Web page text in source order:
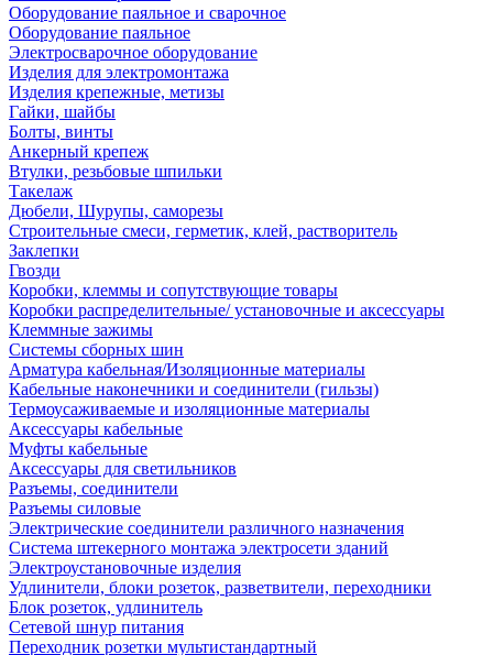
Оборудование паяльное и сварочное
Оборудование паяльное
Электросварочное оборудование
Изделия для электромонтажа
Изделия крепежные, метизы
Гайки, шайбы
Болты, винты
Анкерный крепеж
Втулки, резьбовые шпильки
Такелаж
Дюбели, Шурупы, саморезы
Строительные смеси, герметик, клей, растворитель
Заклепки
Гвозди
Коробки, клеммы и сопутствующие товары
Коробки распределительные/ установочные и аксессуары
Клеммные зажимы
Системы сборных шин
Арматура кабельная/Изоляционные материалы
Кабельные наконечники и соединители (гильзы)
Термоусаживаемые и изоляционные материалы
Аксессуары кабельные
Муфты кабельные
Аксессуары для светильников
Разъемы, соединители
Разъемы силовые
Электрические соединители различного назначения
Система штекерного монтажа электросети зданий
Электроустановочные изделия
Удлинители, блоки розеток, разветвители, переходники
Блок розеток, удлинитель
Сетевой шнур питания
Переходник розетки мультистандартный